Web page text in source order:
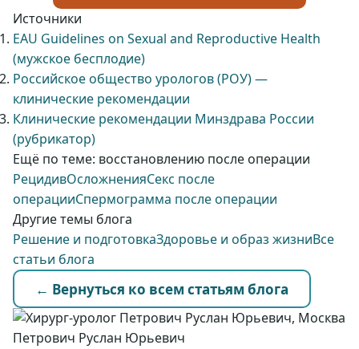
Источники
EAU Guidelines on Sexual and Reproductive Health
(мужское бесплодие)
Российское общество урологов (РОУ) —
клинические рекомендации
Клинические рекомендации Минздрава России
(рубрикатор)
Ещё по теме: восстановлению после операции
РецидивОсложненияСекс после
операцииСпермограмма после операции
Другие темы блога
Решение и подготовкаЗдоровье и образ жизниВсе
статьи блога
← Вернуться ко всем статьям блога
Петрович Руслан Юрьевич